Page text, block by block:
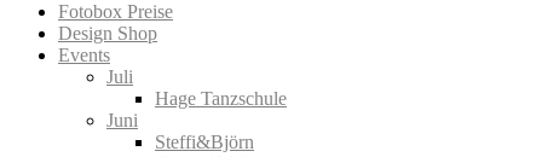
Fotobox Preise
Design Shop
Events
Juli
Hage Tanzschule
Juni
Steffi&Björn